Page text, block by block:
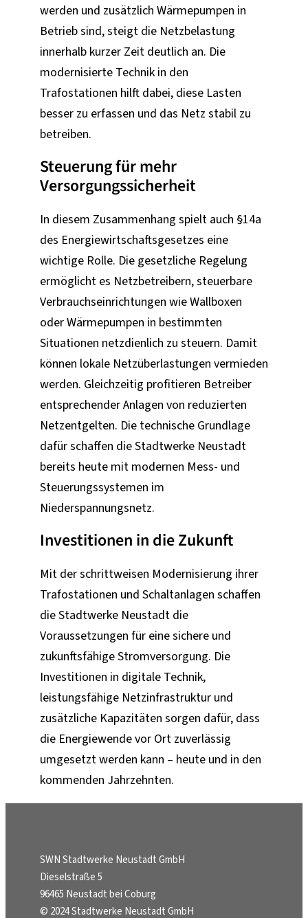
werden und zusätzlich Wärmepumpen in
Betrieb sind, steigt die Netzbelastung
innerhalb kurzer Zeit deutlich an. Die
modernisierte Technik in den
Trafostationen hilft dabei, diese Lasten
besser zu erfassen und das Netz stabil zu
betreiben.
Steuerung für mehr
Versorgungssicherheit
In diesem Zusammenhang spielt auch §14a
des Energiewirtschaftsgesetzes eine
wichtige Rolle. Die gesetzliche Regelung
ermöglicht es Netzbetreibern, steuerbare
Verbrauchseinrichtungen wie Wallboxen
oder Wärmepumpen in bestimmten
Situationen netzdienlich zu steuern. Damit
können lokale Netzüberlastungen vermieden
werden. Gleichzeitig profitieren Betreiber
entsprechender Anlagen von reduzierten
Netzentgelten. Die technische Grundlage
dafür schaffen die Stadtwerke Neustadt
bereits heute mit modernen Mess- und
Steuerungssystemen im
Niederspannungsnetz.
Investitionen in die Zukunft
Mit der schrittweisen Modernisierung ihrer
Trafostationen und Schaltanlagen schaffen
die Stadtwerke Neustadt die
Voraussetzungen für eine sichere und
zukunftsfähige Stromversorgung. Die
Investitionen in digitale Technik,
leistungsfähige Netzinfrastruktur und
zusätzliche Kapazitäten sorgen dafür, dass
die Energiewende vor Ort zuverlässig
umgesetzt werden kann – heute und in den
kommenden Jahrzehnten.
SWN Stadtwerke Neustadt GmbH
Dieselstraße 5
96465 Neustadt bei Coburg
© 2024 Stadtwerke Neustadt GmbH